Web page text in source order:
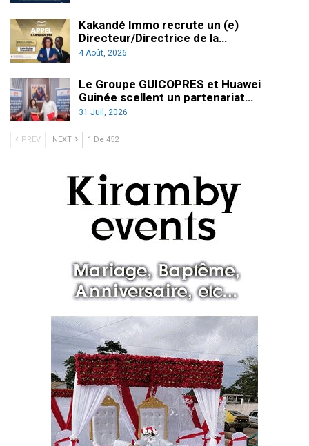
Kakandé Immo recrute un (e)
Directeur/Directrice de la…
4 Août, 2026
Le Groupe GUICOPRES et Huawei
Guinée scellent un partenariat…
31 Juil, 2026
PREV NEXT 1 De 452